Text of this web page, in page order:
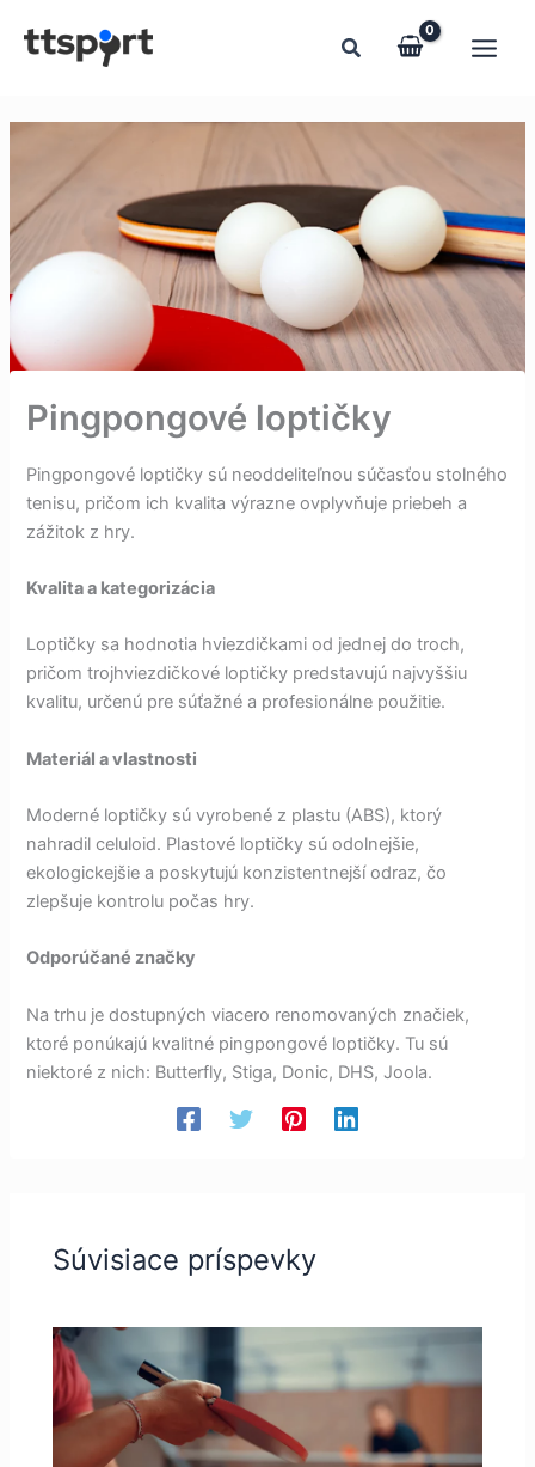
Pingpongové loptičky
Pingpongové loptičky sú neoddeliteľnou súčasťou stolného
tenisu, pričom ich kvalita výrazne ovplyvňuje priebeh a
zážitok z hry.
Kvalita a kategorizácia
Loptičky sa hodnotia hviezdičkami od jednej do troch,
pričom trojhviezdičkové loptičky predstavujú najvyššiu
kvalitu, určenú pre súťažné a profesionálne použitie.
Materiál a vlastnosti
Moderné loptičky sú vyrobené z plastu (ABS), ktorý
nahradil celuloid. Plastové loptičky sú odolnejšie,
ekologickejšie a poskytujú konzistentnejší odraz, čo
zlepšuje kontrolu počas hry.
Odporúčané značky
Na trhu je dostupných viacero renomovaných značiek,
ktoré ponúkajú kvalitné pingpongové loptičky. Tu sú
niektoré z nich: Butterfly, Stiga, Donic, DHS, Joola.
Súvisiace príspevky